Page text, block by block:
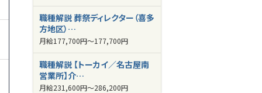
職種解説 葬祭ディレクター（喜多
方地区）…
月給177,700円～177,700円
職種解説 【トーカイ／名古屋南
営業所】介…
月給231,600円～286,200円